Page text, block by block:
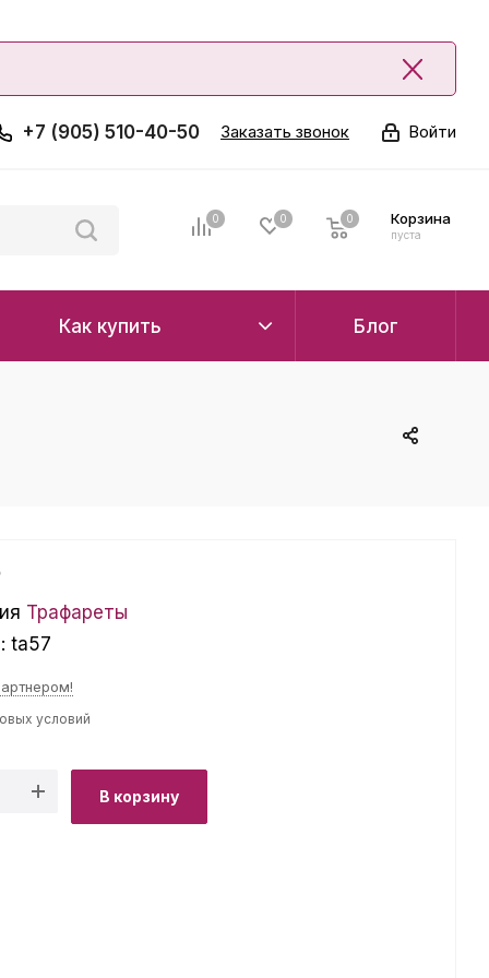
Войти
+7 (905) 510-40-50 Заказать звонок
0 0 Корзина
0
пуста
0
Как купить Блог
Трафареты
ta57
условий
В корзину